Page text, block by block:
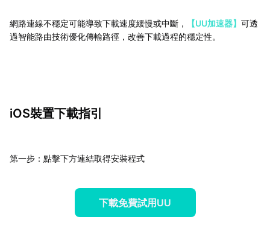
網路連線不穩定可能導致下載速度緩慢或中斷， 【UU加速器】 可透
過智能路由技術優化傳輸路徑，改善下載過程的穩定性。
iOS裝置下載指引
第一步：點擊下方連結取得安裝程式
下載免費試用UU